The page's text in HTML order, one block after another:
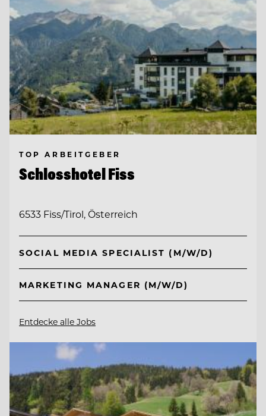
TOP ARBEITGEBER
Schlosshotel Fiss
6533 Fiss/Tirol, Österreich
SOCIAL MEDIA SPECIALIST (M/W/D)
MARKETING MANAGER (M/W/D)
Entdecke alle Jobs